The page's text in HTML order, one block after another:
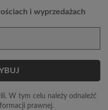
i wyprzedażach
W tym celu należy odnaleźć
prawnej.